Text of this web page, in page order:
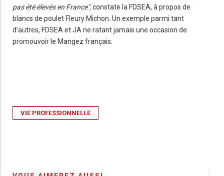
pas été élevés en France",constate la FDSEA, à propos de
blancs de poulet Fleury Michon. Un exemple parmi tant
d’autres, FDSEA et JA ne ratant jamais une occasion de
promouvoir le Mangez français.
VIE PROFESSIONNELLE